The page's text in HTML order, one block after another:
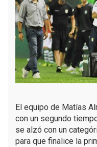
El equipo de Matías
con un segundo
se alzó con un
para que finalice la